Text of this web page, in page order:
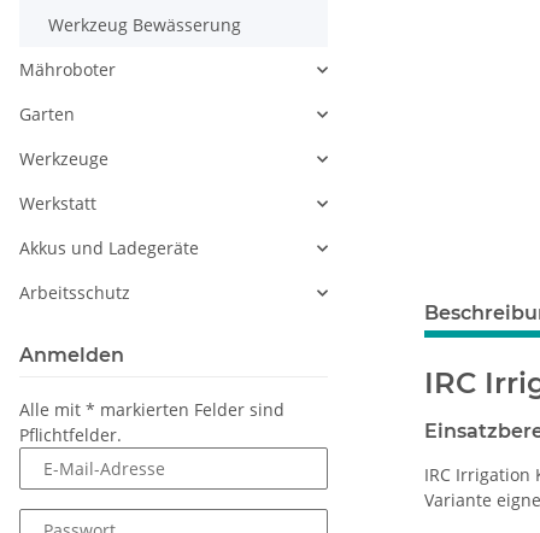
IRC
IRC Irrigation
Variante
Werkzeug Bewässerung
Mähroboter
Garten
Werkzeuge
Werkstatt
Akkus und Ladegeräte
Arbeitsschutz
Anmelden
Alle mit * markierten Felder sind
Pflichtfelder.
E-Mail-Adresse